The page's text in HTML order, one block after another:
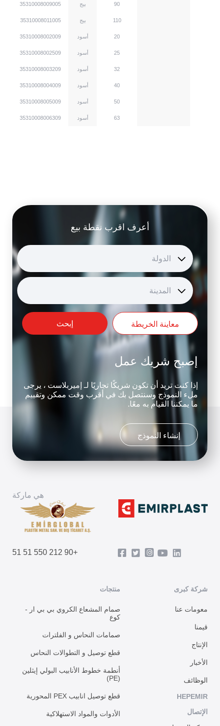
35310008009005 بيج 90
35310008011005 بيج 110
35310008002009 أسود 20
35310008002509 أسود 25
35310008003209 أسود 32
35310008004009 أسود 40
35310008005009 أسود 50
35310008006309 أسود 63
أعرف اقرب نقطة بيع
الدولة
المدينة
معاينة الخريطة إبحث
إصبح شريك عمل
إذا كنت تريد أن تكون شريكًا تجاريًا لـ إميربلاست ، يرجى
ملء النموذج وسنتصل بك في أقرب وقت ممكن وتقييم
ما يمكننا القيام به معًا.
إنشاء النموذج
هي ماركة
+90 212 550 51 51
شركة كبرى
معومات عنا
قيمنا
الإنتاج
الأخبار
الوظائف
HEPEMIR
الإتصال
منتجات
صمام المشعاع الكروي بي بي ار -
كوع
صمامات النحاس و الفلترات
قطع توصيل و التطوالات النحاس
أنطمة خطوط الأنابيب البولي إيثلين
(PE)
قطع توصيل انابيب PEX المحورية
الأدوات والمواد الاستهلاكية